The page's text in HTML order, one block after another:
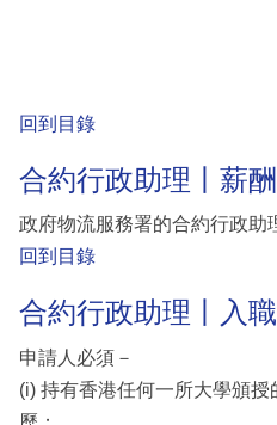
回到目錄
合約行政助理丨薪酬
政府物流服務署的合約行政助
回到目錄
合約行政助理丨入
申請人必須－
(i) 持有香港任何一所大學頒